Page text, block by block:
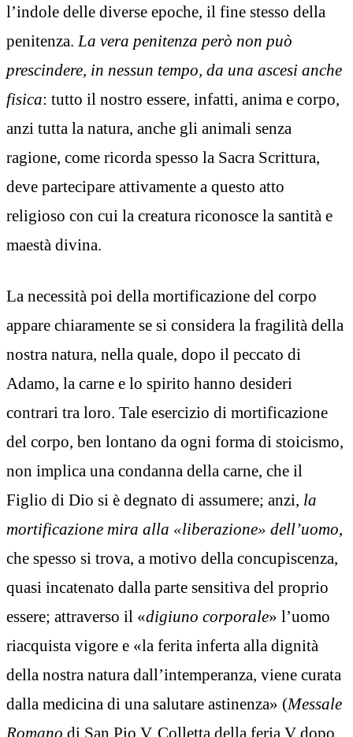
l’indole delle diverse epoche, il fine stesso della
penitenza. La vera penitenza però non può
prescindere, in nessun tempo, da una ascesi anche
fisica: tutto il nostro essere, infatti, anima e corpo,
anzi tutta la natura, anche gli animali senza
ragione, come ricorda spesso la Sacra Scrittura,
deve partecipare attivamente a questo atto
religioso con cui la creatura riconosce la santità e
maestà divina.
La necessità poi della mortificazione del corpo
appare chiaramente se si considera la fragilità della
nostra natura, nella quale, dopo il peccato di
Adamo, la carne e lo spirito hanno desideri
contrari tra loro. Tale esercizio di mortificazione
del corpo, ben lontano da ogni forma di stoicismo,
non implica una condanna della carne, che il
Figlio di Dio si è degnato di assumere; anzi, la
mortificazione mira alla «liberazione» dell’uomo,
che spesso si trova, a motivo della concupiscenza,
quasi incatenato dalla parte sensitiva del proprio
essere; attraverso il «digiuno corporale» l’uomo
riacquista vigore e «la ferita inferta alla dignità
della nostra natura dall’intemperanza, viene curata
dalla medicina di una salutare astinenza» (Messale
Romano di San Pio V, Colletta della feria V dopo